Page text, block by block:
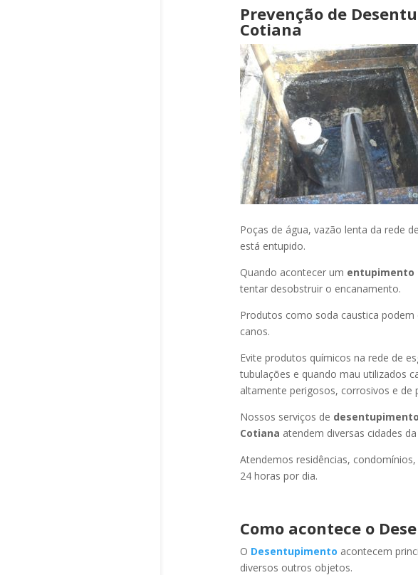
Prevenção de
Cotiana
Poças de água, vazão lenta da rede
está entupido.
Quando acontecer um entupimento
tentar desobstruir o encanamento.
Produtos como soda caustica
canos.
Evite produtos químicos na rede de
tubulações e quando mau utilizados
altamente perigosos, corrosivos e de
Nossos serviços de
Cotiana atendem diversas cidades da
Atendemos residências,
24 horas por dia.
Como acontece o
O Desentupimento acontecem
diversos outros objetos.